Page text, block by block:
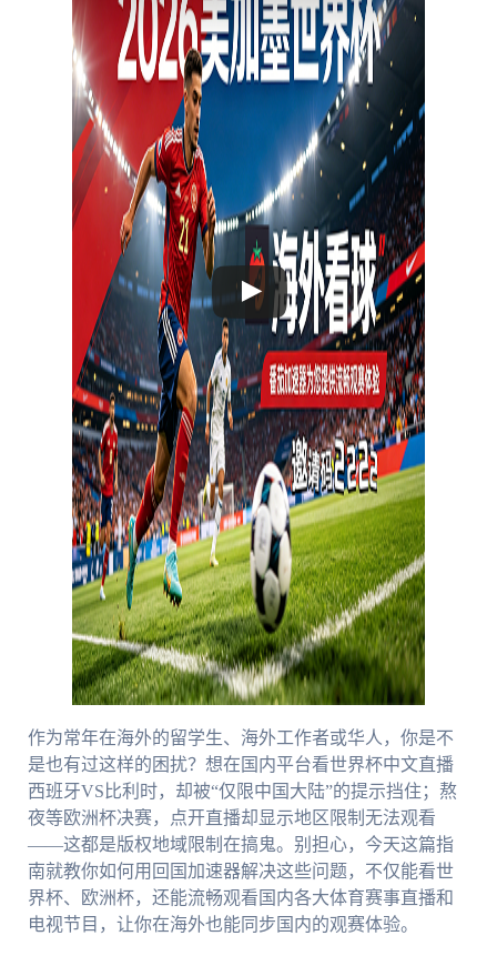
作为常年在海外的留学生、海外工作者或华人，你是不
是也有过这样的困扰？想在国内平台看世界杯中文直播
西班牙VS比利时，却被“仅限中国大陆”的提示挡住；熬
夜等欧洲杯决赛，点开直播却显示地区限制无法观看
——这都是版权地域限制在搞鬼。别担心，今天这篇指
南就教你如何用回国加速器解决这些问题，不仅能看世
界杯、欧洲杯，还能流畅观看国内各大体育赛事直播和
电视节目，让你在海外也能同步国内的观赛体验。